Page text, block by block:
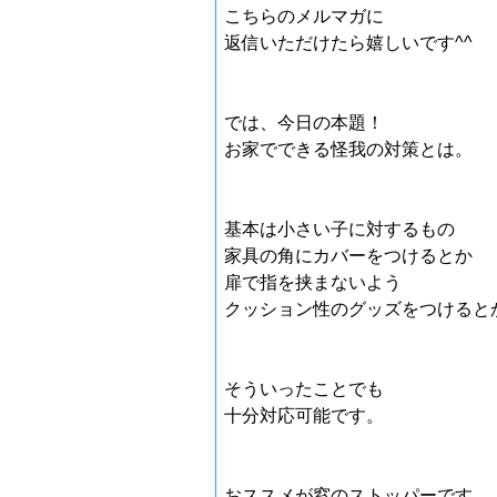
こちらのメルマガに
返信いただけたら嬉しいです^^
では、今日の本題！
お家でできる怪我の対策とは。
基本は小さい子に対するもの
家具の角にカバーをつけるとか
扉で指を挟まないよう
クッション性のグッズをつけると
そういったことでも
十分対応可能です。